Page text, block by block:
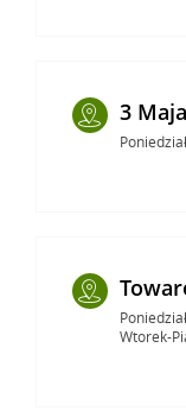
3
Wtorek-